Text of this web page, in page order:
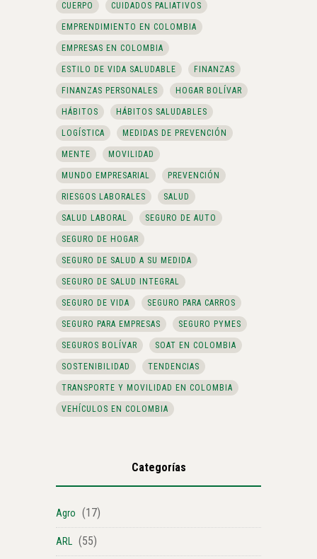
CUERPO CUIDADOS PALIATIVOS
EMPRENDIMIENTO EN COLOMBIA
EMPRESAS EN COLOMBIA
ESTILO DE VIDA SALUDABLE FINANZAS
FINANZAS PERSONALES HOGAR BOLÍVAR
HÁBITOS HÁBITOS SALUDABLES
LOGÍSTICA MEDIDAS DE PREVENCIÓN
MENTE MOVILIDAD
MUNDO EMPRESARIAL PREVENCIÓN
RIESGOS LABORALES SALUD
SALUD LABORAL SEGURO DE AUTO
SEGURO DE HOGAR
SEGURO DE SALUD A SU MEDIDA
SEGURO DE SALUD INTEGRAL
SEGURO DE VIDA SEGURO PARA CARROS
SEGURO PARA EMPRESAS SEGURO PYMES
SEGUROS BOLÍVAR SOAT EN COLOMBIA
SOSTENIBILIDAD TENDENCIAS
TRANSPORTE Y MOVILIDAD EN COLOMBIA
VEHÍCULOS EN COLOMBIA
Categorías
Agro (17)
ARL (55)